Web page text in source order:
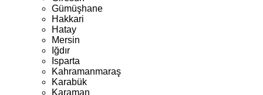
Gümüşhane
Hakkari
Hatay
Mersin
Iğdır
Isparta
Kahramanmaraş
Karabük
Karaman